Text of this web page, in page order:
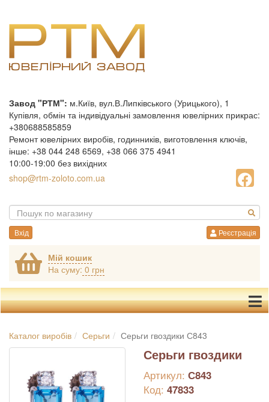
Завод "РТМ": м.Київ, вул.В.Липківського (Урицького), 1
Купівля, обмін та індивідуальні замовлення ювелірних прикрас:
+380688585859
Ремонт ювелірних виробів, годинників, виготовлення ключів,
інше: +38 044 248 6569, +38 066 375 4941
10:00-19:00 без вихідних
shop@rtm-zoloto.com.ua
Вхід Реєстрація
Мій кошик
На суму: 0 грн
Каталог виробів Серьги Серьги гвоздики С843
Серьги гвоздики
Артикул: С843
Код: 47833